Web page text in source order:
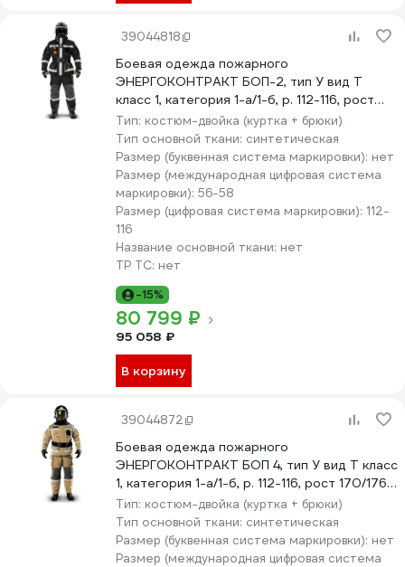
39044818
Боевая одежда пожарного
ЭНЕРГОКОНТРАКТ БОП-2, тип У вид Т
класс 1, категория 1-а/1-б, р. 112-116, рост
182/188, черный 5310000000098
Тип: костюм-двойка (куртка + брюки)
Тип основной ткани: синтетическая
Размер (буквенная система маркировки): нет
Размер (международная цифровая система
маркировки): 56-58
Размер (цифровая система маркировки): 112-
116
Название основной ткани: нет
ТР ТС: нет
-15%
80 799 ₽
95 058 ₽
В корзину
39044872
Боевая одежда пожарного
ЭНЕРГОКОНТРАКТ БОП 4, тип У вид Т класс
1, категория 1-а/1-б, р. 112-116, рост 170/176,
серый/желтый 5310000000203
Тип: костюм-двойка (куртка + брюки)
Тип основной ткани: синтетическая
Размер (буквенная система маркировки): нет
Размер (международная цифровая система